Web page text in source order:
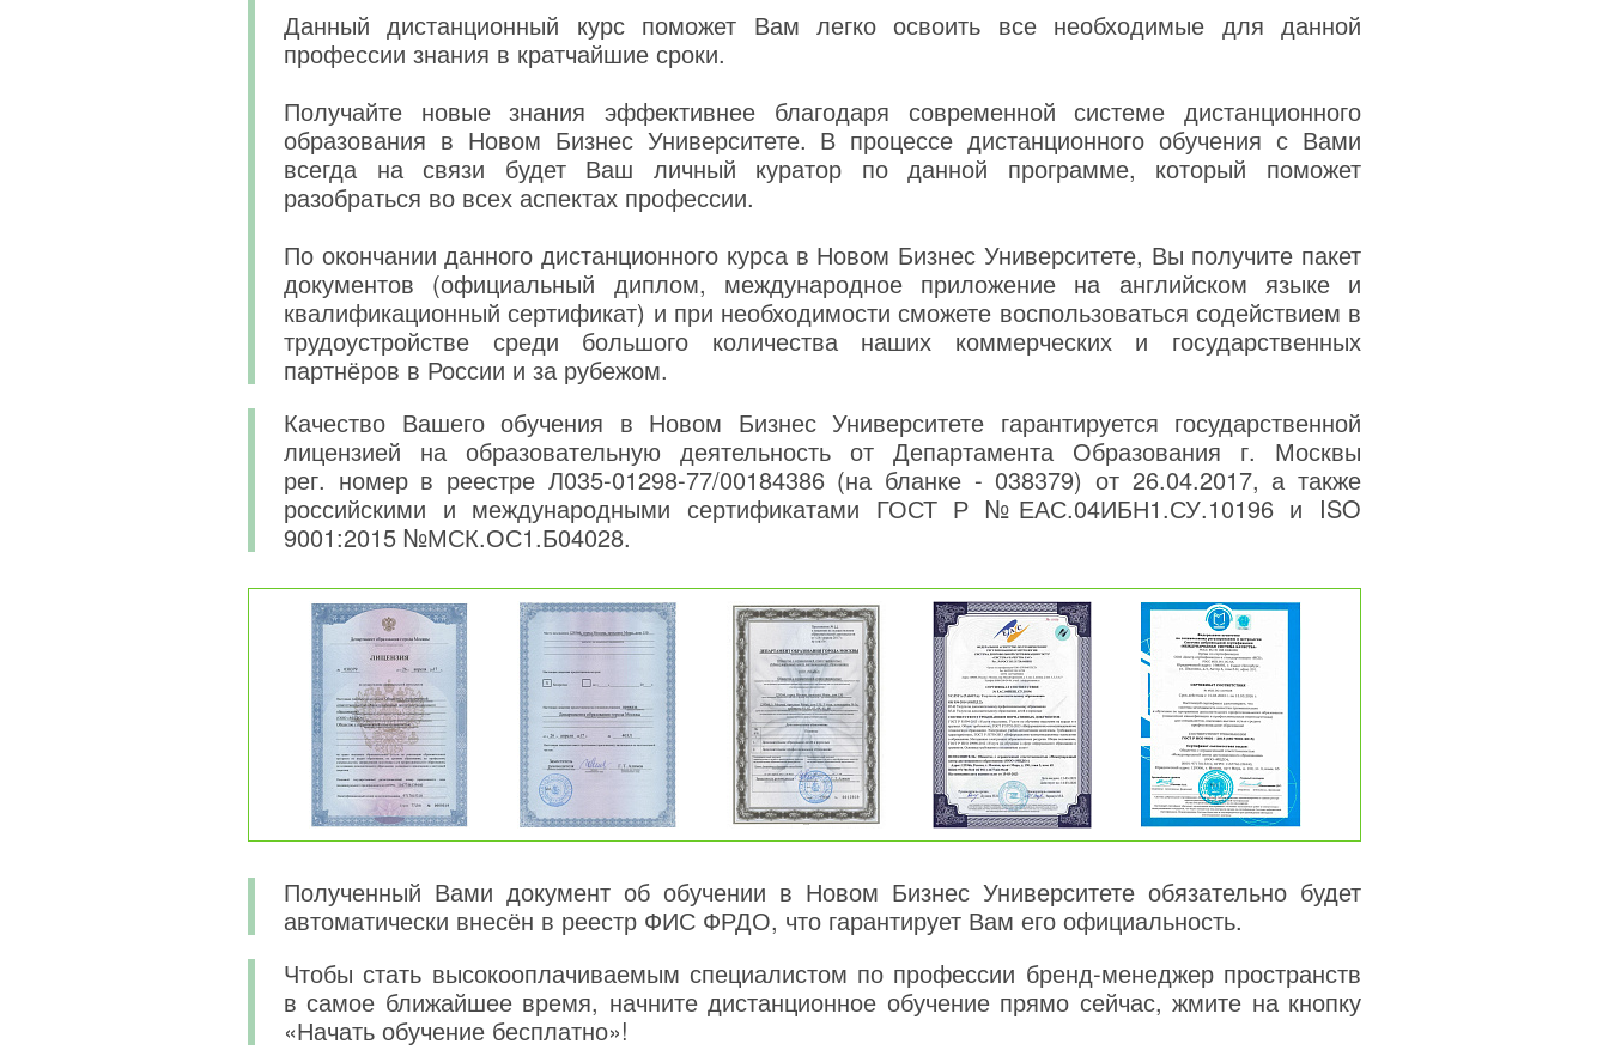
Данный дистанционный курс поможет Вам легко освоить все необходимые для данной
профессии знания в кратчайшие сроки.
Получайте новые знания эффективнее благодаря современной системе дистанционного
образования в Новом Бизнес Университете. В процессе дистанционного обучения с Вами
всегда на связи будет Ваш личный куратор по данной программе, который поможет
разобраться во всех аспектах профессии.
По окончании данного дистанционного курса в Новом Бизнес Университете, Вы получите пакет
документов (официальный диплом, международное приложение на английском языке и
квалификационный сертификат) и при необходимости сможете воспользоваться содействием в
трудоустройстве среди большого количества наших коммерческих и государственных
партнёров в России и за рубежом.
Качество Вашего обучения в Новом Бизнес Университете гарантируется государственной
лицензией на образовательную деятельность от Департамента Образования г. Москвы
рег. номер в реестре Л035-01298-77/00184386 (на бланке - 038379) от 26.04.2017, а также
российскими и международными сертификатами ГОСТ Р №ЕАС.04ИБН1.СУ.10196 и ISO
9001:2015 №МСК.ОС1.Б04028.
Полученный Вами документ об обучении в Новом Бизнес Университете обязательно будет
автоматически внесён в реестр ФИС ФРДО, что гарантирует Вам его официальность.
Чтобы стать высокооплачиваемым специалистом по профессии бренд-менеджер пространств
в самое ближайшее время, начните дистанционное обучение прямо сейчас, жмите на кнопку
«Начать обучение бесплатно»!